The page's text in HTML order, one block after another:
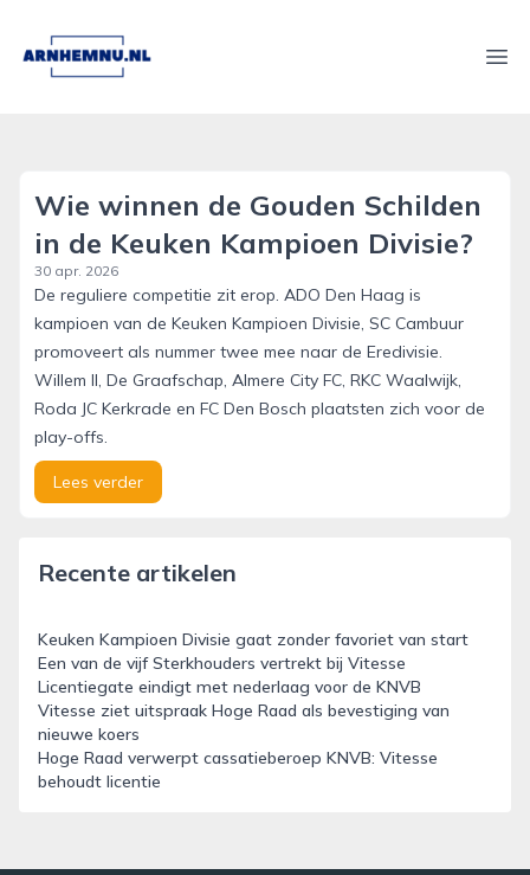
arnhemnu.nl
Wie winnen de Gouden Schilden
in de Keuken Kampioen Divisie?
30 apr. 2026
De reguliere competitie zit erop. ADO Den Haag is
kampioen van de Keuken Kampioen Divisie, SC Cambuur
promoveert als nummer twee mee naar de Eredivisie.
Willem II, De Graafschap, Almere City FC, RKC Waalwijk,
Roda JC Kerkrade en FC Den Bosch plaatsten zich voor de
play-offs.
Lees verder
Recente artikelen
Keuken Kampioen Divisie gaat zonder favoriet van start
Een van de vijf Sterkhouders vertrekt bij Vitesse
Licentiegate eindigt met nederlaag voor de KNVB
Vitesse ziet uitspraak Hoge Raad als bevestiging van
nieuwe koers
Hoge Raad verwerpt cassatieberoep KNVB: Vitesse
behoudt licentie